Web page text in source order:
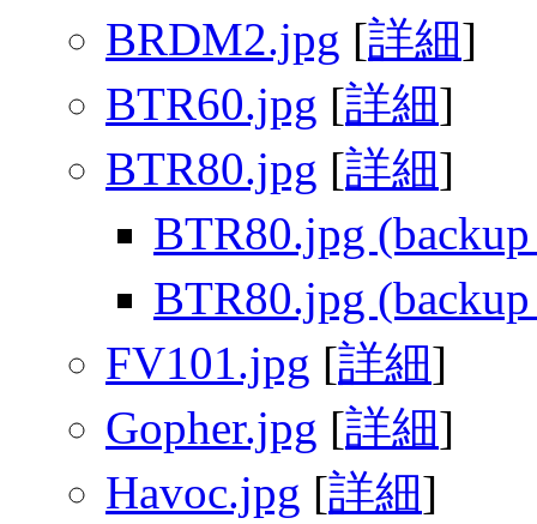
BRDM2.jpg [詳細]
BTR60.jpg [詳細]
BTR80.jpg [詳細]
BTR80.jpg
BTR80.jpg
FV101.jpg [詳細]
Gopher.jpg [詳細]
Havoc.jpg [詳細]